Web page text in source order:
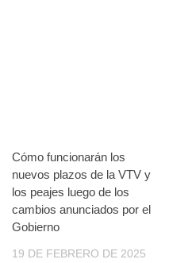
Cómo funcionarán los
nuevos plazos de la VTV y
los peajes luego de los
cambios anunciados por el
Gobierno
19 DE FEBRERO DE 2025